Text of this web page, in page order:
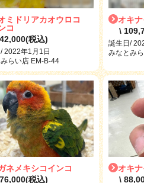
ミドリアカオウロコ
コ
税込)
2022年1月1日
らい店 EM-B-44
オキ
\
誕生日/
みなとみ
ネメキシコインコ
税込)
オキ
\